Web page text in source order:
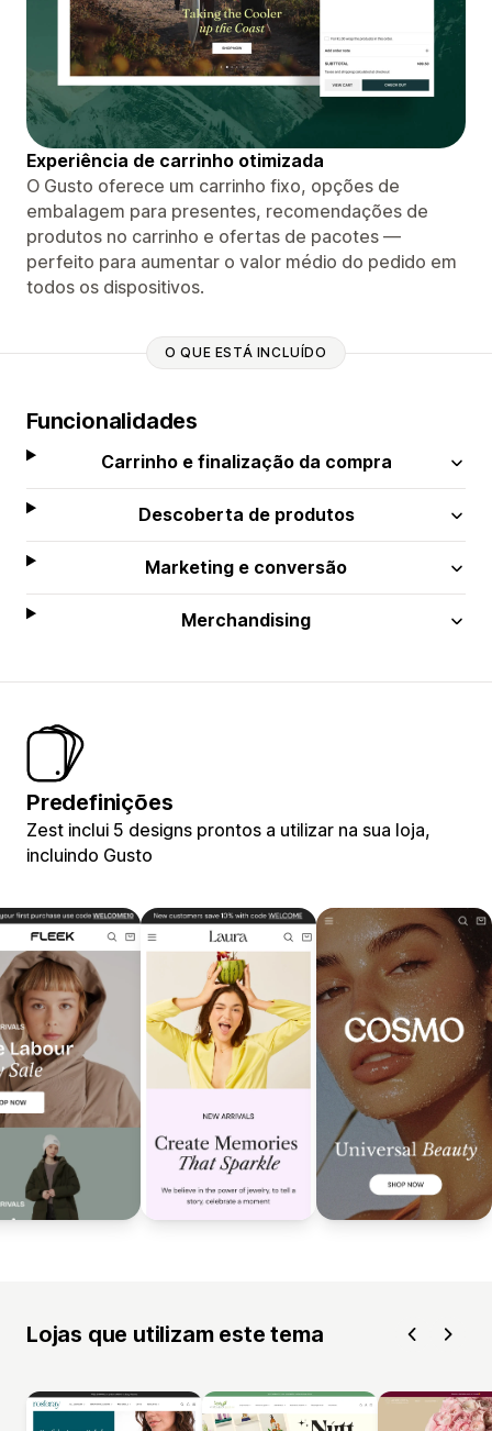
Experiência de carrinho otimizada
O Gusto oferece um carrinho fixo, opções de
embalagem para presentes, recomendações de
produtos no carrinho e ofertas de pacotes —
perfeito para aumentar o valor médio do pedido em
todos os dispositivos.
O QUE ESTÁ INCLUÍDO
Funcionalidades
Carrinho e finalização da compra
Descoberta de produtos
Marketing e conversão
Merchandising
Predefinições
Zest inclui 5 designs prontos a utilizar na sua loja,
incluindo Gusto
Lojas que utilizam este tema